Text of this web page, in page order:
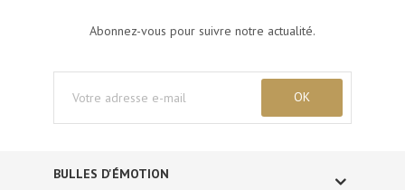
Abonnez-vous pour suivre notre actualité.
BULLES D'ÉMOTION